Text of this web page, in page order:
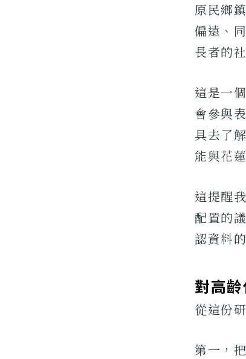
原民鄉
偏遠、
長者的
這是一
會參與
具去了
能與花
這提醒
配置的
認資料
對高
從這份
第一，